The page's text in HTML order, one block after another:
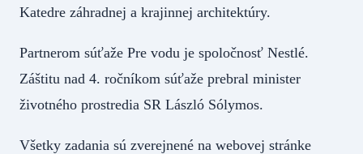
Katedre záhradnej a krajinnej architektúry.
Partnerom súťaže Pre vodu je spoločnosť Nestlé.
Záštitu nad 4. ročníkom súťaže prebral minister
životného prostredia SR László Sólymos.
Všetky zadania sú zverejnené na webovej stránke